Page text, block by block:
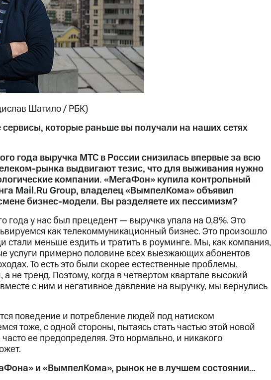
Шатило / РБК)
которые раньше вы получали на наших сетях
года выручка МТС в России снизилась впервые за всю
рынка выдвигают тезис, что для выживания нужно
компании. «МегаФон» купила контрольный
Mail.Ru Group, владелец «ВымпелКома» объявил
бизнес-модели. Вы разделяете их пессимизм?
года у нас был прецедент — выручка упала на 0,8%. Это
как телекоммуникационный бизнес. Это произошло
стали меньше ездить и тратить в роуминге. Мы, как компания,
услуги примерно половине всех выезжающих абонентов
То есть это были скорее естественные проблемы,
не тренд. Поэтому, когда в четвертом квартале высокий
с ним и негативное давление на выручку, мы вернулись
поведение и потребление людей под натиском
тоже, с одной стороны, пытаясь стать частью этой новой
ее предопределяя. Это нормально, и никакого
и «ВымпелКома», рынок не в лучшем состоянии…